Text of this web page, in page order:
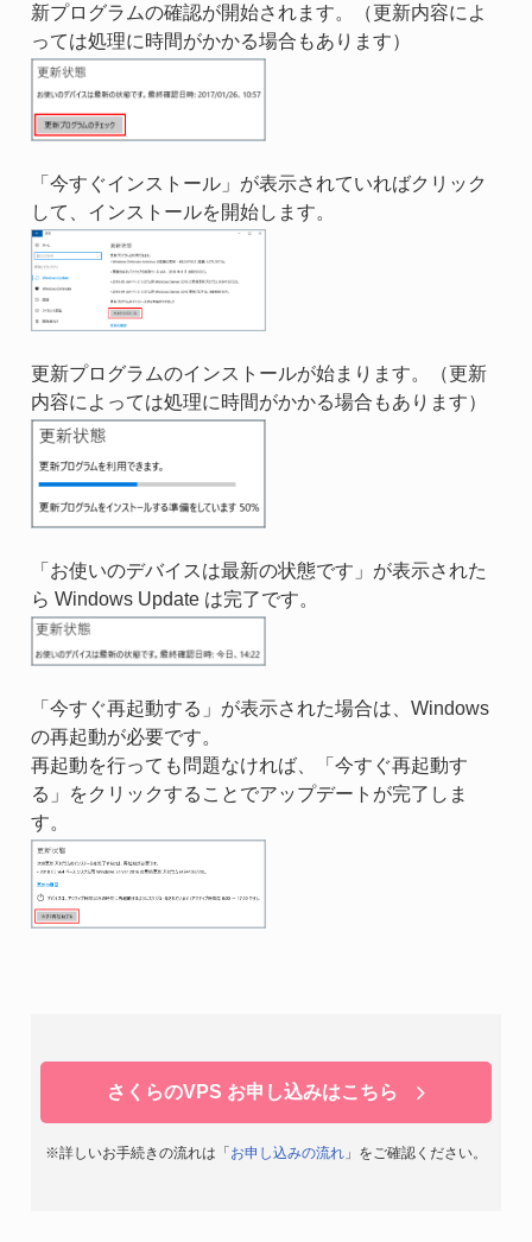
新プログラムの確認が開始されます。（更新内容によ
っては処理に時間がかかる場合もあります）
「今すぐインストール」が表示されていればクリック
して、インストールを開始します。
更新プログラムのインストールが始まります。（更新
内容によっては処理に時間がかかる場合もあります）
「お使いのデバイスは最新の状態です」が表示された
ら Windows Update は完了です。
「今すぐ再起動する」が表示された場合は、Windows
の再起動が必要です。
再起動を行っても問題なければ、「今すぐ再起動す
る」をクリックすることでアップデートが完了しま
す。
さくらのVPS お申し込みはこちら
※詳しいお手続きの流れは「 お申し込みの流れ 」をご確認ください。